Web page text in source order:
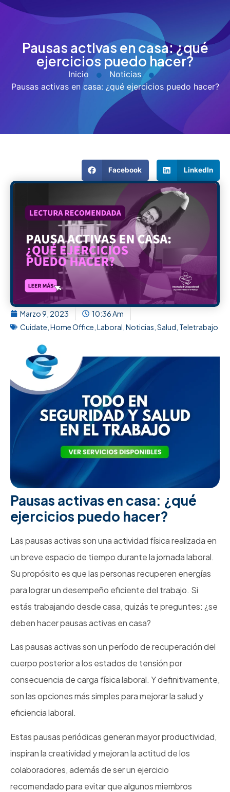
Pausas activas en casa: ¿qué
ejercicios puedo hacer?
Inicio
Noticias
Pausas activas en casa: ¿qué ejercicios puedo hacer?
Facebook LinkedIn
Marzo 9, 2023
10:36 Am
Cuidate Home Office Laboral Noticias Salud Teletrabajo
Pausas activas en casa: ¿qué
ejercicios puedo hacer?
Las pausas activas son una actividad física realizada en
un breve espacio de tiempo durante la jornada laboral.
Su propósito es que las personas recuperen energías
para lograr un desempeño eficiente del trabajo. Si
estás trabajando desde casa, quizás te preguntes: ¿se
deben hacer pausas activas en casa?
Las pausas activas son un período de recuperación del
cuerpo posterior a los estados de tensión por
consecuencia de carga física laboral. Y definitivamente,
son las opciones más simples para mejorar la salud y
eficiencia laboral.
Estas pausas periódicas generan mayor productividad,
inspiran la creatividad y mejoran la actitud de los
colaboradores, además de ser un ejercicio
recomendado para evitar que algunos miembros